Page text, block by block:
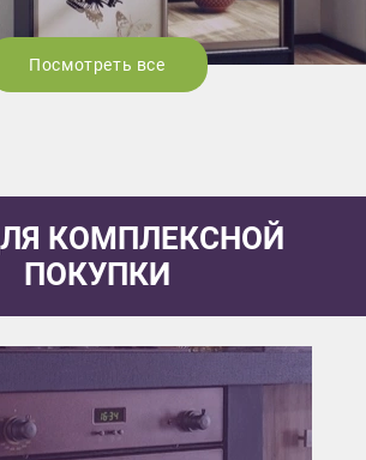
Посмотреть все
КОМПЛЕКСНОЙ
ПОКУПКИ